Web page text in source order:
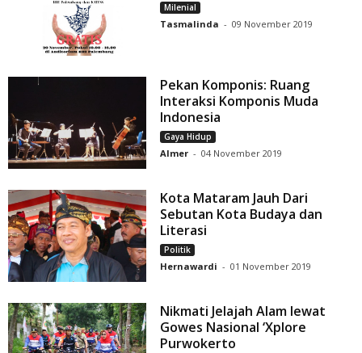
Milenial
Tasmalinda - 09 November 2019
Pekan Komponis: Ruang
Interaksi Komponis Muda
Indonesia
Gaya Hidup
Almer - 04 November 2019
Kota Mataram Jauh Dari
Sebutan Kota Budaya dan
Literasi
Politik
Hernawardi - 01 November 2019
Nikmati Jelajah Alam lewat
Gowes Nasional ‘Xplore
Purwokerto